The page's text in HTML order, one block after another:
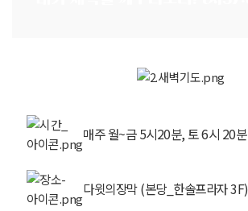
매주 월~금 5시20분, 토 6시 20분
다윗의장막 (본당_한솔프라자 3F)